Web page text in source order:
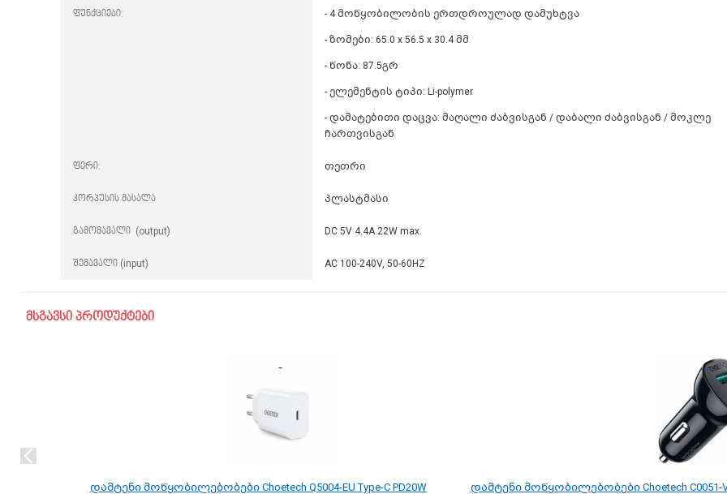
ფუნქციები: - 4 მოწყობილობის ერთდროულად დამუხტვა
- ზომები: 65.0 x 56.5 x 30.4 მმ
- წონა: 87.5გრ
- ელემენტის ტიპი: Li-polymer
- დამატებითი დაცვა: მაღალი ძაბვისგან / დაბალი ძაბვისგან / მოკლე
ჩართვისგან
ფერი: თეთრი
კორპუსის მასალა პლასტმასი
გამომავალი (output) DC 5V 4.4A 22W max.
შემავალი (input) AC 100-240V, 50-60HZ
მსგავსი პროდუქტები
დამტენი მოწყობილებობები Choetech Q5004-EU Type-C PD20W დამტენი მოწყობილებობები Choetech C0051-V5